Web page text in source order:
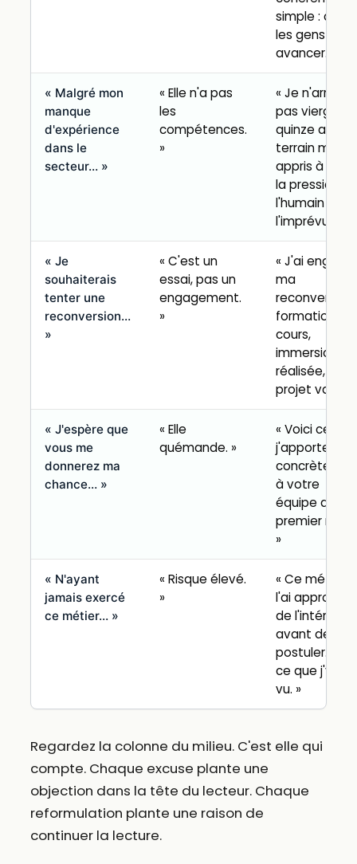
simple : aider
les gens à
avancer. »
« Malgré mon
manque
d'expérience
dans le
secteur… »
« Elle n'a pas
les
compétences.
»
« Je n'arrive
pas vierge :
quinze ans
terrain m'ont
appris à
la pression,
l'humain et
l'imprévu. »
« Je
souhaiterais
tenter une
reconversion…
»
« C'est un
essai, pas un
engagement.
»
« J'ai engagé
ma
reconversion
formation en
cours,
immersion
réalisée,
projet validé.
« J'espère que
vous me
donnerez ma
chance… »
« Elle
quémande. »
« Voici ce que
j'apporte
à votre
équipe dès le
premier mois.
»
« N'ayant
jamais exercé
ce métier… »
« Risque élevé.
»
« Ce métier,
l'ai approché
de l'intérieur
avant de
postuler.
ce que j'y ai
vu. »
Regardez la colonne du milieu. C'est elle qui
compte. Chaque excuse plante une
objection dans la tête du lecteur. Chaque
reformulation plante une raison de
continuer la lecture.